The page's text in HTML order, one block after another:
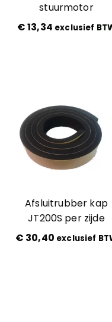
stuurmotor
€13,34 exclusief
Afsluitrubber kap
JT200S per zijde
€ 30,40 exclusief